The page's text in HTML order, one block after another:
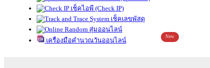
เช็คไอพี (Check IP)
เช็คเลขพัสดุ
สุ่มออนไลน์
เครื่องมือคำนวณวันออนไลน์
New